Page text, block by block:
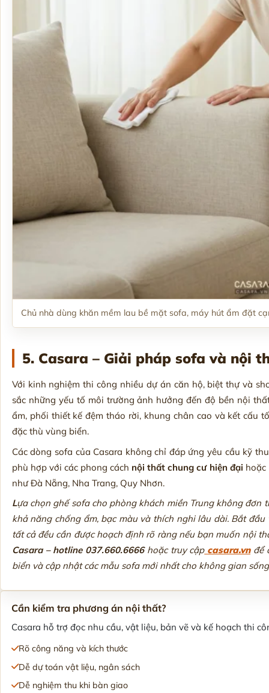
Chủ nhà dùng khăn mềm lau bề mặt sofa, máy hút ẩm đặt
5. Casara – Giải pháp sofa và nội
Với kinh nghiệm thi công nhiều dự án căn hộ, biệt thự và
sắc những yếu tố môi trường ảnh hưởng đến độ bền nội
ẩm, phối thiết kế đệm tháo rời, khung chân cao và kết cấu
đặc thù vùng biển.
Các dòng sofa của Casara không chỉ đáp ứng yêu cầu kỹ
phù hợp với các phong cách nội thất chung cư hiện đại hoặc
như Đà Nẵng, Nha Trang, Quy Nhơn.
Lựa chọn ghế sofa cho phòng khách miền Trung không đơn
khả năng chống ẩm, bạc màu và thích nghi lâu dài. Bắt
tất cả đều cần được hoạch định rõ ràng nếu bạn muốn nội
Casara – hotline 037.660.6666hoặc truy cập casara.vnđể
biển và cập nhật các mẫu sofa mới nhất cho không gian
Cần kiểm tra phương án nội thất?
Casara hỗ trợ đọc nhu cầu, vật liệu, bản vẽ và kế hoạch thi
Rõ công năng và kích thước
Dễ dự toán vật liệu, ngân sách
Dễ nghiệm thu khi bàn giao